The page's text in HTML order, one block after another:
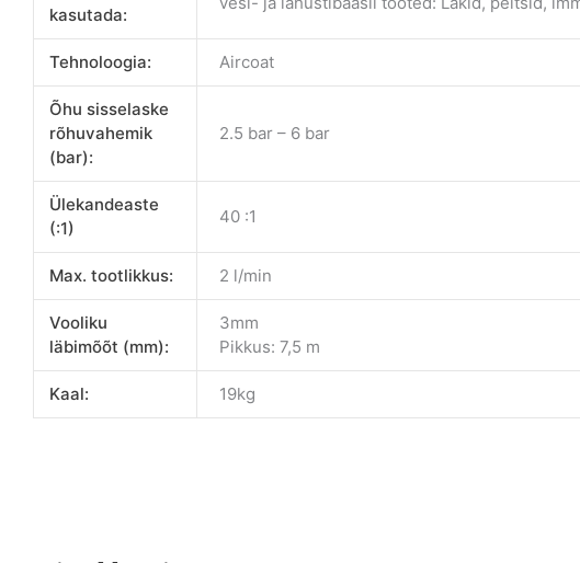
kasutada:
Tehnoloogia: Aircoat
Õhu sisselaske
rõhuvahemik
(bar):
2.5 bar – 6 bar
Ülekandeaste
(:1)
40 :1
Max. tootlikkus: 2 l/min
Vooliku
läbimõõt (mm):
3mm
Pikkus: 7,5 m
Kaal: 19kg